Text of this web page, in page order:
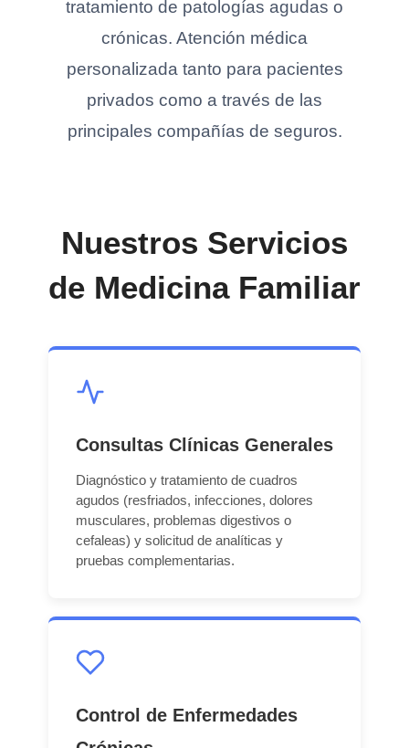
tratamiento de patologías agudas o
crónicas. Atención médica
personalizada tanto para pacientes
privados como a través de las
principales compañías de seguros.
Nuestros Servicios
de Medicina Familiar
Consultas Clínicas Generales
Diagnóstico y tratamiento de cuadros
agudos (resfriados, infecciones, dolores
musculares, problemas digestivos o
cefaleas) y solicitud de analíticas y
pruebas complementarias.
Control de Enfermedades